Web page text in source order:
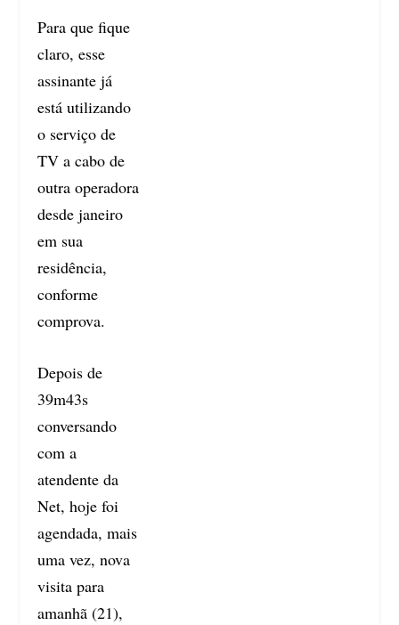
Para que fique
claro, esse
assinante já
está utilizando
o serviço de
TV a cabo de
outra operadora
desde janeiro
em sua
residência,
conforme
comprova.
Depois de
39m43s
conversando
com a
atendente da
Net, hoje foi
agendada, mais
uma vez, nova
visita para
amanhã (21),